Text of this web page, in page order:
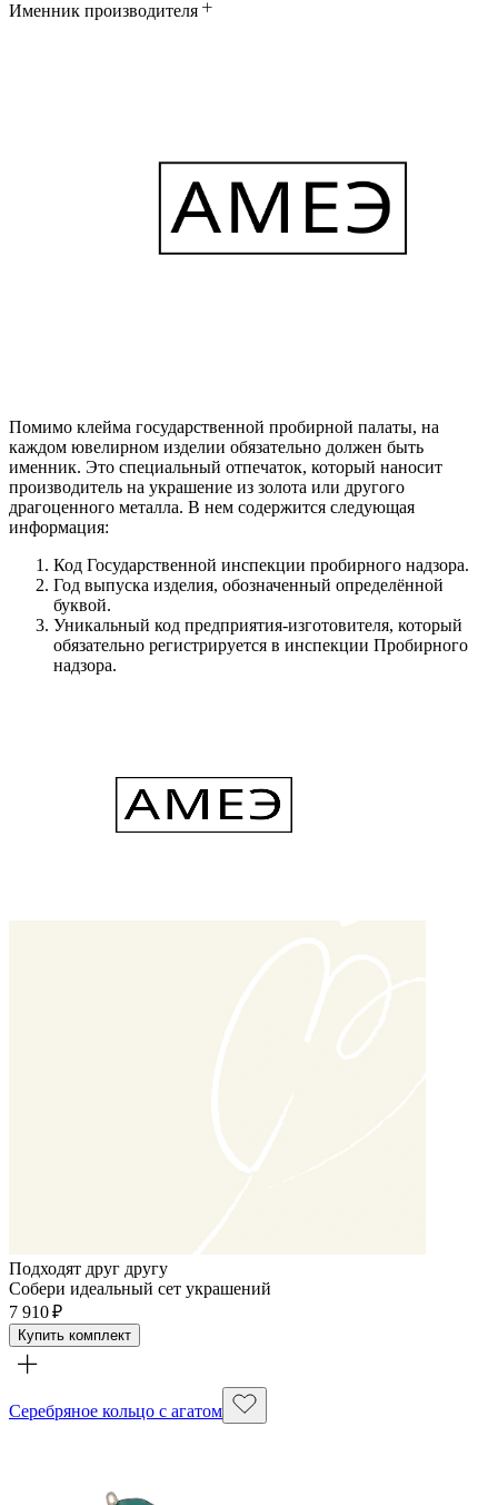
Именник производителя
Помимо клейма государственной пробирной палаты, на
каждом ювелирном изделии обязательно должен быть
именник. Это специальный отпечаток, который наносит
производитель на украшение из золота или другого
драгоценного металла. В нем содержится следующая
информация:
Код Государственной инспекции пробирного надзора.
Год выпуска изделия, обозначенный определённой
буквой.
Уникальный код предприятия-изготовителя, который
обязательно регистрируется в инспекции Пробирного
надзора.
Подходят друг другу
Собери идеальный сет украшений
7 910 ₽
Купить комплект
Серебряное кольцо с агатом